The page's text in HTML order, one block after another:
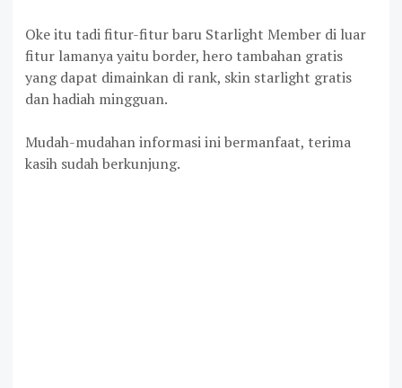
Oke itu tadi fitur-fitur baru Starlight Member di luar
fitur lamanya yaitu border, hero tambahan gratis
yang dapat dimainkan di rank, skin starlight gratis
dan hadiah mingguan.
Mudah-mudahan informasi ini bermanfaat, terima
kasih sudah berkunjung.